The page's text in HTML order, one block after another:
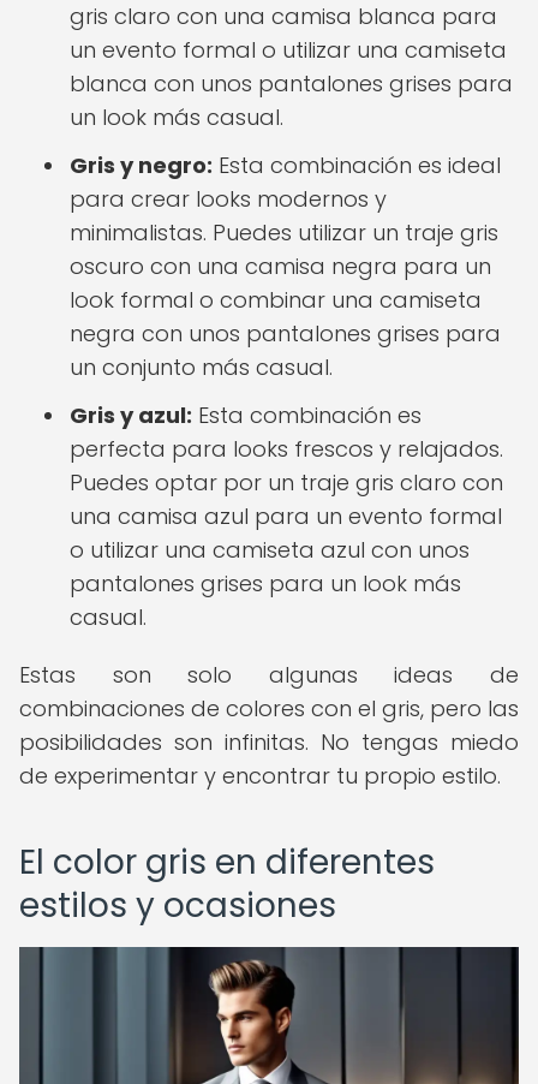
gris claro con una camisa blanca para
un evento formal o utilizar una camiseta
blanca con unos pantalones grises para
un look más casual.
Gris y negro: Esta combinación es ideal
para crear looks modernos y
minimalistas. Puedes utilizar un traje gris
oscuro con una camisa negra para un
look formal o combinar una camiseta
negra con unos pantalones grises para
un conjunto más casual.
Gris y azul: Esta combinación es
perfecta para looks frescos y relajados.
Puedes optar por un traje gris claro con
una camisa azul para un evento formal
o utilizar una camiseta azul con unos
pantalones grises para un look más
casual.
Estas son solo algunas ideas de
combinaciones de colores con el gris, pero las
posibilidades son infinitas. No tengas miedo
de experimentar y encontrar tu propio estilo.
El color gris en diferentes
estilos y ocasiones